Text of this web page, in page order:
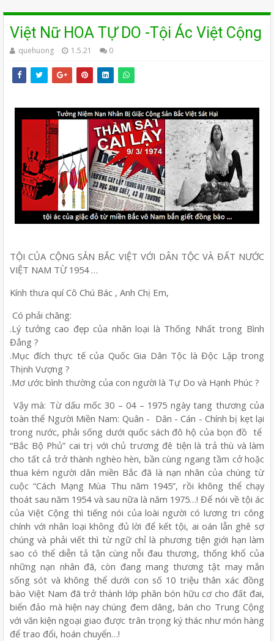
Việt Nữ HOA TỰ DO -Tội Ác Việt Cộng
quehuong 1.5.21 0
TỘI CỦA CỘNG SẢN BẮC VIỆT VỚI DÂN TỘC VÀ ĐẤT NƯỚC
VIỆT NAM TỪ 1954 …
Kính thưa quí Cô Chú Bác , Anh Chị Em,
Có phải chăng:
.Lý tưởng cao đẹp của nhân loại là Thống Nhất trong Bình
Đẳng ?
.Mục đích thực tế của Quốc Gia Dân Tộc là Độc Lập trong
Thịnh Vượng ?
.Mơ ước bình thường của con người là Tự Do và Hạnh Phúc ?
Vậy mà: Từ dấu mốc 30 – 04 – 1975 ngày tang thương của
toàn thể Người Miền Nam: Quân - Dân - Cán - Chính bị kẹt lại
trong nước, phải sống dưới quốc sách đô hộ của bọn đồ tể
“Bắc Bộ Phủ” cai trị với chủ trương đê tiện là trả thù và làm
cho tất cả trở thành nghèo hèn, bần cùng ngang tầm cở hoặc
thua kém người dân miền Bắc đã là nạn nhân của chúng từ
cuộc “Cách Mạng Mùa Thu năm 1945”, rồi không thể chạy
thoát sau năm 1954 và sau nữa là năm 1975…! Để nói về tội ác
của Việt Cộng thì tiếng nói của loài người có lương tri công
chính với nhân loại không đủ lời để kết tội, ai oán lẫn ghê sợ
chúng và phải viết thì từ ngữ chỉ là phương tiện giới hạn làm
sao có thể diễn tả tận cùng nỗi đau thương, thống khổ của
những nạn nhân đã, còn đang mang thương tật may mắn
sống sót và không thể dưới con số 10 triệu thân xác đồng
bào Việt Nam đã trở thành lớp phân bón hữu cơ cho đất đai,
biển đảo mà hiện nay chúng đem dâng, bán cho Trung Cộng
với văn kiện ngoại giao được trân trọng ký thác như món hàng
để trao đổi, hoán chuyển…!